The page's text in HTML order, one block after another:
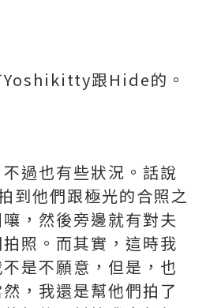
Yoshikitty跟Hide的。
過也有些狀況。話說
到他們跟極光的合照之
，然後旁邊就有對夫
照。而其實，這時我
是不願意，但是，也
，我還是幫他們拍了